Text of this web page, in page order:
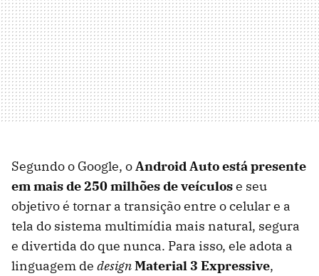
Segundo o Google, oAndroid Auto está presente
em mais de 250 milhões de veículose seu
objetivo é tornar a transição entre o celular e a
tela do sistema multimídia mais natural, segura
e divertida do que nunca. Para isso, ele adota a
linguagem de designMaterial 3 Expressive,